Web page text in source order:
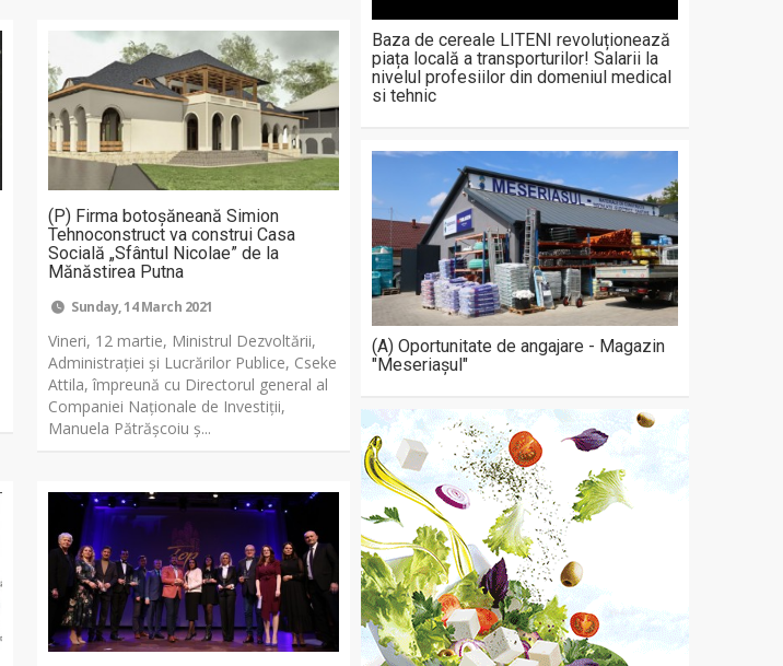
(P) Firma botoșăneană Simion
Tehnoconstruct va construi Casa
Socială „Sfântul Nicolae” de la
Mănăstirea Putna
Sunday, 14 March 2021
Vineri, 12 martie, Ministrul Dezvoltării,
Administrației și Lucrărilor Publice, Cseke
Attila, împreună cu Directorul general al
Companiei Naționale de Investiții,
Manuela Pătrășcoiu ș...
Baza de cereale LITENI revoluționează
piața locală a transporturilor! Salarii la
nivelul profesiilor din domeniul medical
si tehnic
(A) Oportunitate de angajare - Magazin
"Meseriașul"